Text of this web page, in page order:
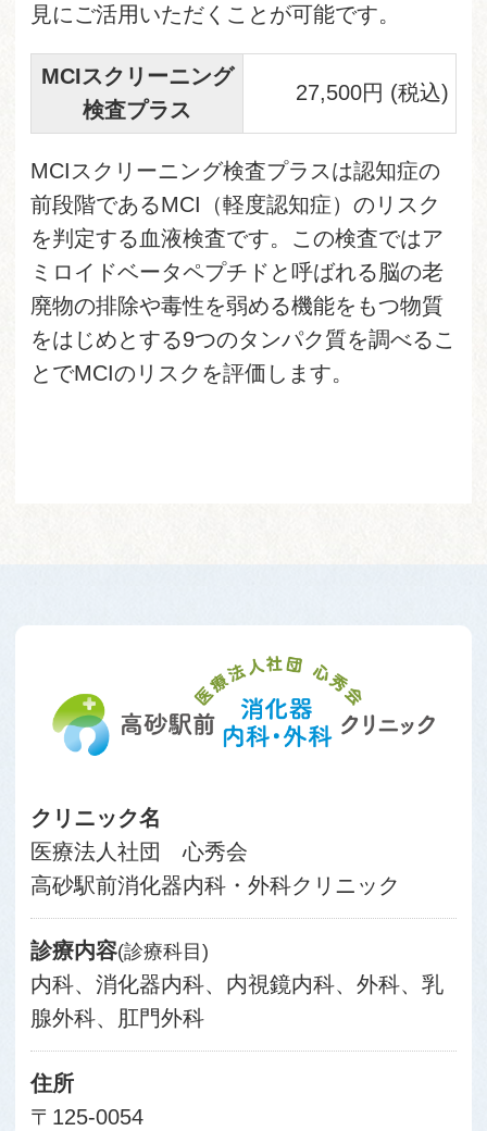
見にご活用いただくことが可能です。
MCIスクリーニング
検査プラス
27,500円 (税込)
MCIスクリーニング検査プラスは認知症の
前段階であるMCI（軽度認知症）のリスク
を判定する血液検査です。この検査ではア
ミロイドベータペプチドと呼ばれる脳の老
廃物の排除や毒性を弱める機能をもつ物質
をはじめとする9つのタンパク質を調べるこ
とでMCIのリスクを評価します。
クリニック名
医療法人社団 心秀会
高砂駅前消化器内科・外科クリニック
診療内容(診療科目)
内科、消化器内科、内視鏡内科、外科、乳
腺外科、肛門外科
住所
〒125-0054